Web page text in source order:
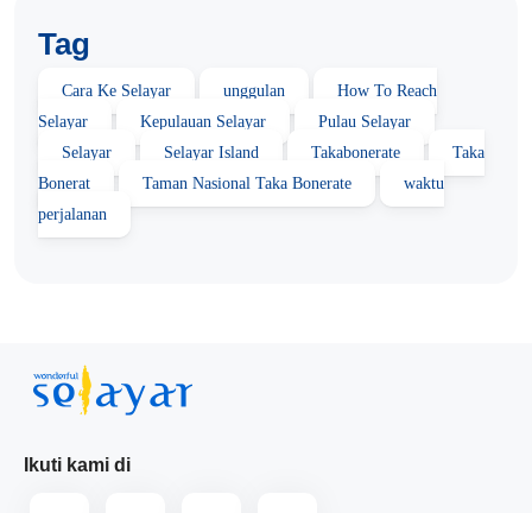
Tag
Cara Ke Selayar unggulan
How To Reach
Selayar
Kepulauan Selayar
Pulau Selayar
Selayar
Selayar Island Takabonerate
Taka
Bonerat
Taman Nasional Taka Bonerate
waktu
perjalanan
Ikuti kami di